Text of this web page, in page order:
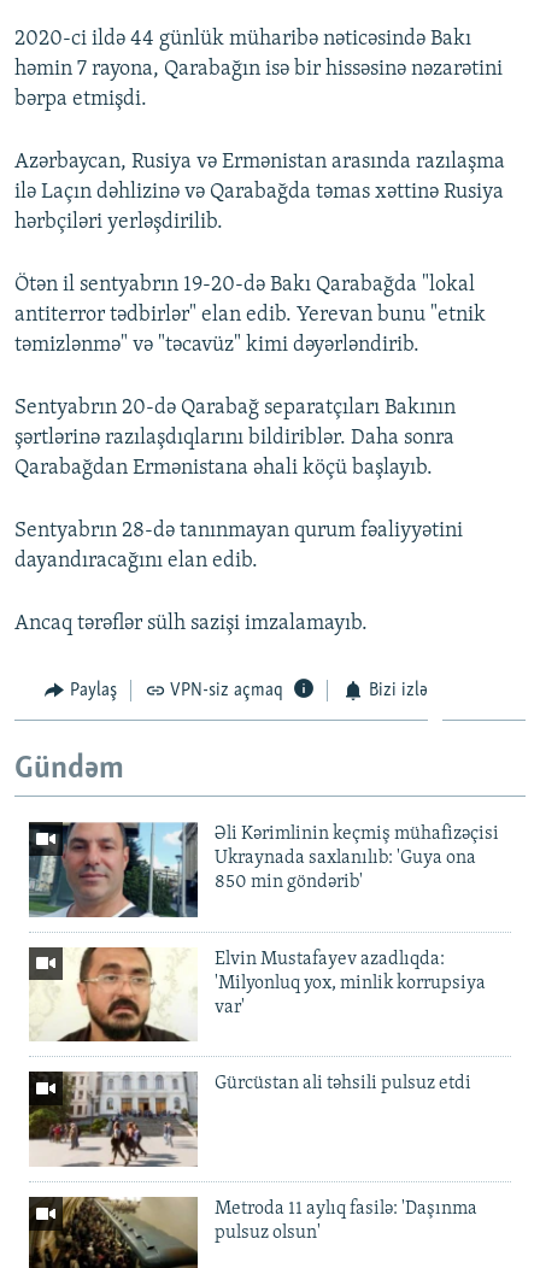
2020-ci ildə 44 günlük müharibə nəticəsində Bakı
həmin 7 rayona, Qarabağın isə bir hissəsinə nəzarətini
bərpa etmişdi.
Azərbaycan, Rusiya və Ermənistan arasında razılaşma
ilə Laçın dəhlizinə və Qarabağda təmas xəttinə Rusiya
hərbçiləri yerləşdirilib.
Ötən il sentyabrın 19-20-də Bakı Qarabağda "lokal
antiterror tədbirlər" elan edib. Yerevan bunu "etnik
təmizlənmə" və "təcavüz" kimi dəyərləndirib.
Sentyabrın 20-də Qarabağ separatçıları Bakının
şərtlərinə razılaşdıqlarını bildiriblər. Daha sonra
Qarabağdan Ermənistana əhali köçü başlayıb.
Sentyabrın 28-də tanınmayan qurum fəaliyyətini
dayandıracağını elan edib.
Ancaq tərəflər sülh sazişi imzalamayıb.
Paylaş VPN-siz açmaq Bizi izlə
Gündəm
Əli Kərimlinin keçmiş mühafizəçisi
Ukraynada saxlanılıb: 'Guya ona
850 min göndərib'
Elvin Mustafayev azadlıqda:
'Milyonluq yox, minlik korrupsiya
var'
Gürcüstan ali təhsili pulsuz etdi
Metroda 11 aylıq fasilə: 'Daşınma
pulsuz olsun'